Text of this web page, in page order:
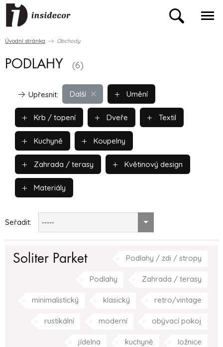
Úvodní stránka Obchody
PODLAHY (6)
Další
Upřesnit: Umění
Krb / topení Dveře Textil
Kuchyně Koupelny
Zahrada / terasy Květinový design
Materiály
Seřadit: -----
Soliter Parket Podlahy / zdi / stropy
Podlahy Zahrada / terasy
minimalistický klasický retro/vintage
rustikální moderní obývací pokoj
jídelna kuchyně ložnice